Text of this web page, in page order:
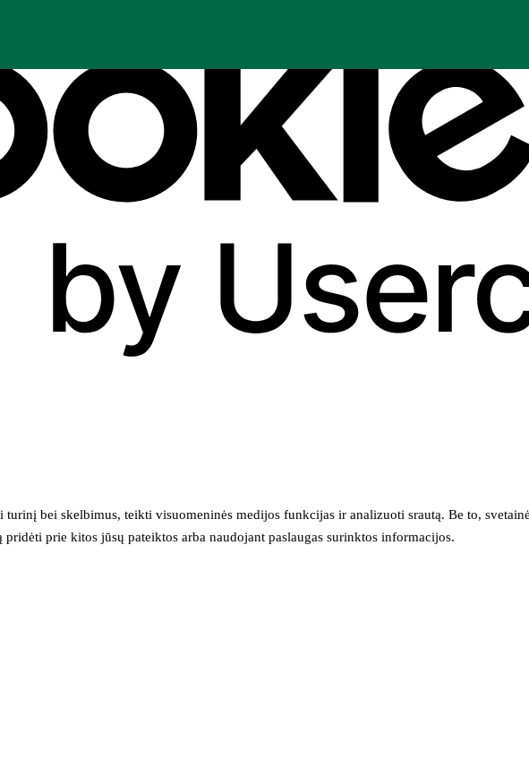
turinį bei skelbimus, teikti visuomeninės medijos funkcijas ir analizuoti srautą. Be to,
prie kitos jūsų pateiktos arba naudojant paslaugas surinktos informacijos.